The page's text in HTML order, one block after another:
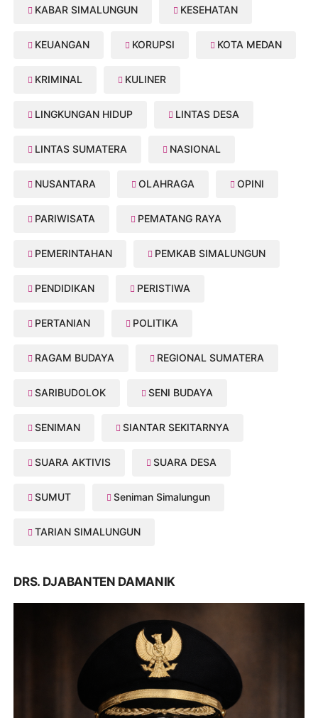
KABAR SIMALUNGUN KESEHATAN
KEUANGAN KORUPSI KOTA MEDAN
KRIMINAL KULINER
LINGKUNGAN HIDUP LINTAS DESA
LINTAS SUMATERA NASIONAL
NUSANTARA OLAHRAGA OPINI
PARIWISATA PEMATANG RAYA
PEMERINTAHAN PEMKAB SIMALUNGUN
PENDIDIKAN PERISTIWA
PERTANIAN POLITIKA
RAGAM BUDAYA REGIONAL SUMATERA
SARIBUDOLOK SENI BUDAYA
SENIMAN SIANTAR SEKITARNYA
SUARA AKTIVIS SUARA DESA
SUMUT Seniman Simalungun
TARIAN SIMALUNGUN
DRS. DJABANTEN DAMANIK